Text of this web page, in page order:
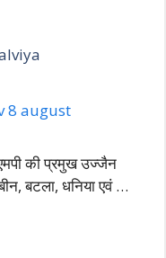
की प्रमुख उज्जैन
बटला, धनिया एवं …